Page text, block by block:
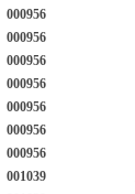
000956
000956
000956
000956
000956
000956
000956
001039